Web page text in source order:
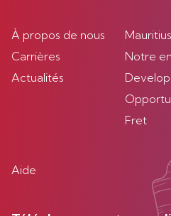
À propos de nous
Carrières
Actualités
Notre
Fret
Aide